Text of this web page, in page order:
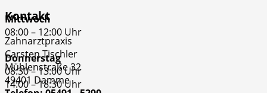
Mittwoch
08:00 – 12:00 Uhr
Donnerstag
08:30 – 13:00 Uhr
14:00 – 18:30 Uhr
Kontakt
Zahnarztpraxis
Carsten Tischler
Mühlenstraße 32
49401 Damme